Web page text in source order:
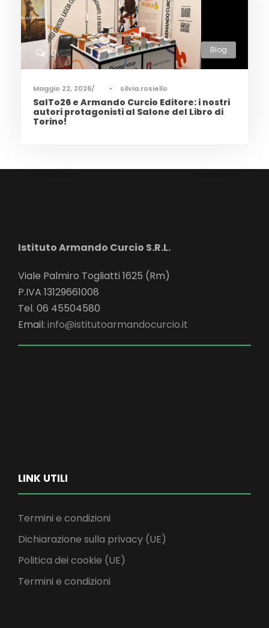
Blog
0
Maggio 22, 2026 • silvia.rosiello
SalTo26 e Armando Curcio Editore: i nostri
autori protagonisti al Salone del Libro di
Torino!
Istituto Armando Curcio S.R.L.
Viale Palmiro Togliatti 1625 (Rm)
P.IVA 13129661008
Tel. 06 45504580
Email: info@istitutoarmandocurcio.it
LINK UTILI
Termini e condizioni
Dichiarazione sulla privacy (UE)
Politica dei cookie (UE)
Termini e condizioni